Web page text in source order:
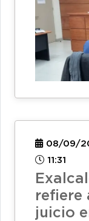
08/09/
11:31
refiere
juicio